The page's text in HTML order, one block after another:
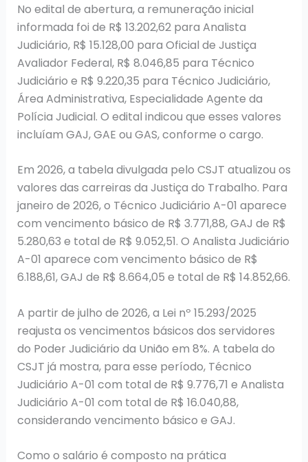
No edital de abertura, a remuneração inicial
informada foi de R$ 13.202,62 para Analista
Judiciário, R$ 15.128,00 para Oficial de Justiça
Avaliador Federal, R$ 8.046,85 para Técnico
Judiciário e R$ 9.220,35 para Técnico Judiciário,
Área Administrativa, Especialidade Agente da
Polícia Judicial. O edital indicou que esses valores
incluíam GAJ, GAE ou GAS, conforme o cargo.
Em 2026, a tabela divulgada pelo CSJT atualizou os
valores das carreiras da Justiça do Trabalho. Para
janeiro de 2026, o Técnico Judiciário A-01 aparece
com vencimento básico de R$ 3.771,88, GAJ de R$
5.280,63 e total de R$ 9.052,51. O Analista Judiciário
A-01 aparece com vencimento básico de R$
6.188,61, GAJ de R$ 8.664,05 e total de R$ 14.852,66.
A partir de julho de 2026, a Lei nº 15.293/2025
reajusta os vencimentos básicos dos servidores
do Poder Judiciário da União em 8%. A tabela do
CSJT já mostra, para esse período, Técnico
Judiciário A-01 com total de R$ 9.776,71 e Analista
Judiciário A-01 com total de R$ 16.040,88,
considerando vencimento básico e GAJ.
Como o salário é composto na prática